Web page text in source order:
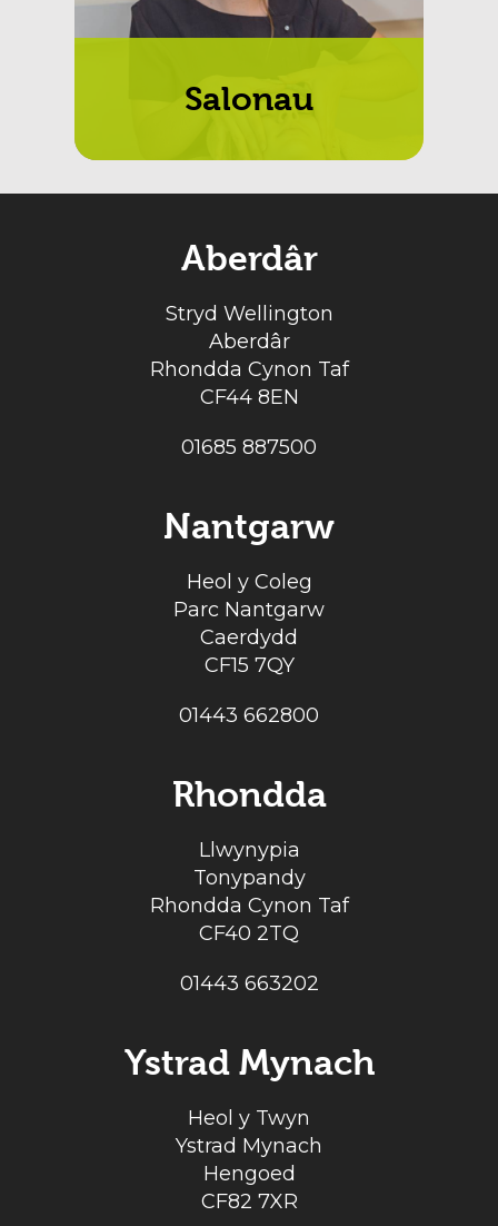
Salonau
Aberdâr
Stryd Wellington
Aberdâr
Rhondda Cynon Taf
CF44 8EN
01685 887500
Nantgarw
Heol y Coleg
Parc Nantgarw
Caerdydd
CF15 7QY
01443 662800
Rhondda
Llwynypia
Tonypandy
Rhondda Cynon Taf
CF40 2TQ
01443 663202
Ystrad Mynach
Heol y Twyn
Ystrad Mynach
Hengoed
CF82 7XR